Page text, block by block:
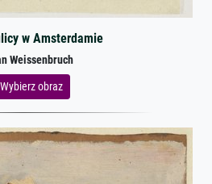
w Amsterdamie
Weissenbruch
Wybierz obraz